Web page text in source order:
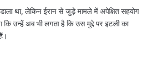
डाला था, लेकिन ईरान से जुड़े मामले में अपेक्षित सहयोग
उन्हें अब भी लगता है कि उस मुद्दे पर इटली का